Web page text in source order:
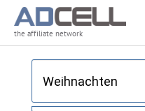
the affiliate network